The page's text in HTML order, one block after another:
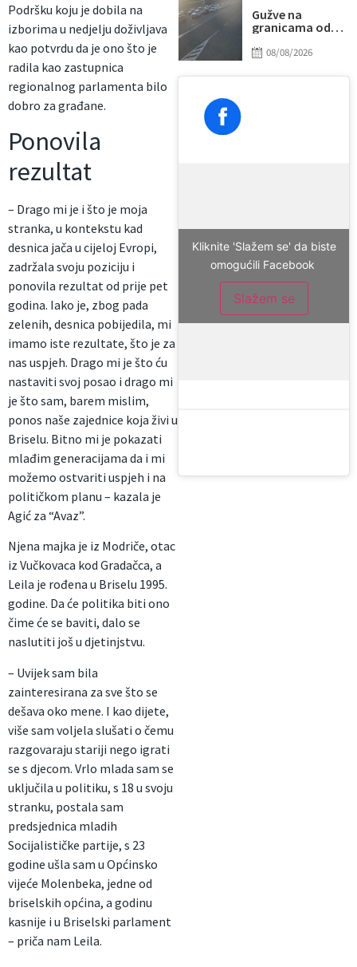
Podršku koju je dobila na
izborima u nedjelju doživljava
kao potvrdu da je ono što je
radila kao zastupnica
regionalnog parlamenta bilo
dobro za građane.
Ponovila
rezultat
– Drago mi je i što je moja
stranka, u kontekstu kad
desnica jača u cijeloj Evropi,
zadržala svoju poziciju i
ponovila rezultat od prije pet
godina. Iako je, zbog pada
zelenih, desnica pobijedila, mi
imamo iste rezultate, što je za
nas uspjeh. Drago mi je što ću
nastaviti svoj posao i drago mi
je što sam, barem mislim,
ponos naše zajednice koja živi u
Briselu. Bitno mi je pokazati
mlađim generacijama da i mi
možemo ostvariti uspjeh i na
političkom planu – kazala je
Agić za “Avaz”.
Njena majka je iz Modriče, otac
iz Vučkovaca kod Gradačca, a
Leila je rođena u Briselu 1995.
godine. Da će politika biti ono
čime će se baviti, dalo se
naslutiti još u djetinjstvu.
– Uvijek sam bila
zainteresirana za sve što se
dešava oko mene. I kao dijete,
više sam voljela slušati o čemu
razgovaraju stariji nego igrati
se s djecom. Vrlo mlada sam se
uključila u politiku, s 18 u svoju
stranku, postala sam
predsjednica mladih
Socijalističke partije, s 23
godine ušla sam u Općinsko
vijeće Molenbeka, jedne od
briselskih općina, a godinu
kasnije i u Briselski parlament
– priča nam Leila.
Gužve na
granicama od
Duga
izlazu iz BiH, evo
08/08/2026
Kliknite 'Slažem se' da biste
omogućili Facebook
Slažem se